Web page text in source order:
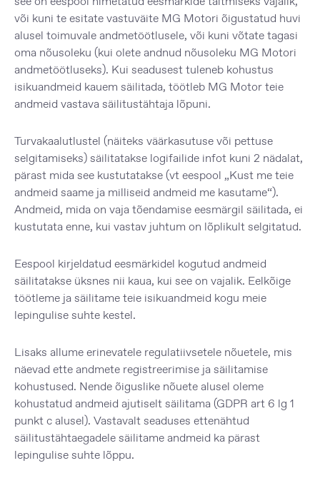
või kuni te esitate vastuväite MG Motori õigustatud huvi
alusel toimuvale andmetöötlusele, või kuni võtate tagasi
oma nõusoleku (kui olete andnud nõusoleku MG Motori
andmetöötluseks). Kui seadusest tuleneb kohustus
isikuandmeid kauem säilitada, töötleb MG Motor teie
andmeid vastava säilitustähtaja lõpuni.
Turvakaalutlustel (näiteks väärkasutuse või pettuse
selgitamiseks) säilitatakse logifailide infot kuni 2 nädalat,
pärast mida see kustutatakse (vt eespool „Kust me teie
andmeid saame ja milliseid andmeid me kasutame“).
Andmeid, mida on vaja tõendamise eesmärgil säilitada, ei
kustutata enne, kui vastav juhtum on lõplikult selgitatud.
Eespool kirjeldatud eesmärkidel kogutud andmeid
säilitatakse üksnes nii kaua, kui see on vajalik. Eelkõige
töötleme ja säilitame teie isikuandmeid kogu meie
lepingulise suhte kestel.
Lisaks allume erinevatele regulatiivsetele nõuetele, mis
näevad ette andmete registreerimise ja säilitamise
kohustused. Nende õiguslike nõuete alusel oleme
kohustatud andmeid ajutiselt säilitama (GDPR art 6 lg 1
punkt c alusel). Vastavalt seaduses ettenähtud
säilitustähtaegadele säilitame andmeid ka pärast
lepingulise suhte lõppu.